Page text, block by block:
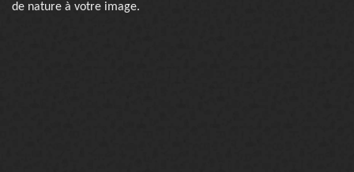
de nature à votre image.